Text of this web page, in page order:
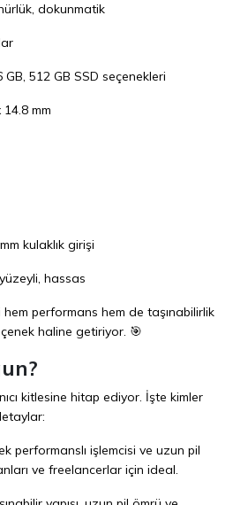
dokunmatik
GB, 512 GB SSD seçenekleri
mm
kulaklık girişi
hassas
performans hem de taşınabilirlik
haline getiriyor. 🎯
kitlesine hitap ediyor. İşte kimler
performanslı işlemcisi ve uzun pil
ve freelancerlar için ideal.